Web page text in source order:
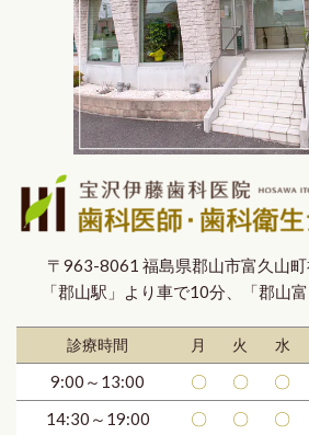
〒963-8061 福島県郡山市富久山
「郡山駅」より車で10分、「郡山
診療時間 月 火 水
9:00～13:00 〇 〇 〇
14:30～19:00 〇 〇 〇